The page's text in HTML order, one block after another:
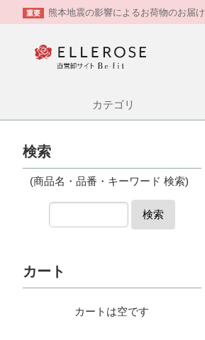
重要 熊本地震の影響によるお荷物のお届
カテゴリ
検索
(商品名・品番・キーワード 検索)
検索
カート
カートは空です